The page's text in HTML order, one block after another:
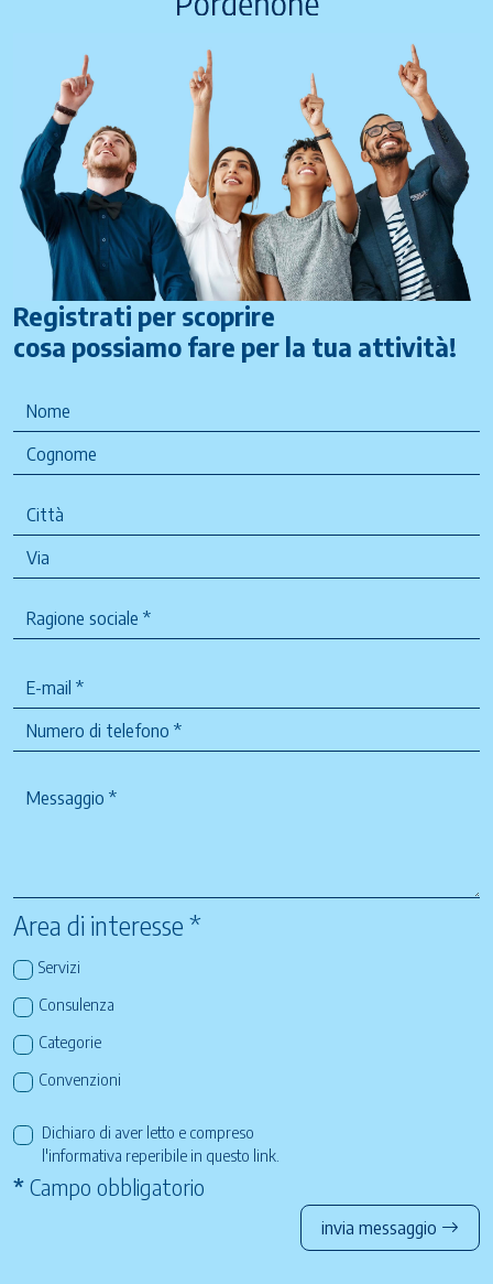
Registrati per scoprire
cosa possiamo fare per la tua attività!
Area di interesse *
Servizi
Consulenza
Categorie
Convenzioni
Dichiaro di aver letto e compreso
l'informativa reperibile in questo link
* Campo obbligatorio
invia messaggio